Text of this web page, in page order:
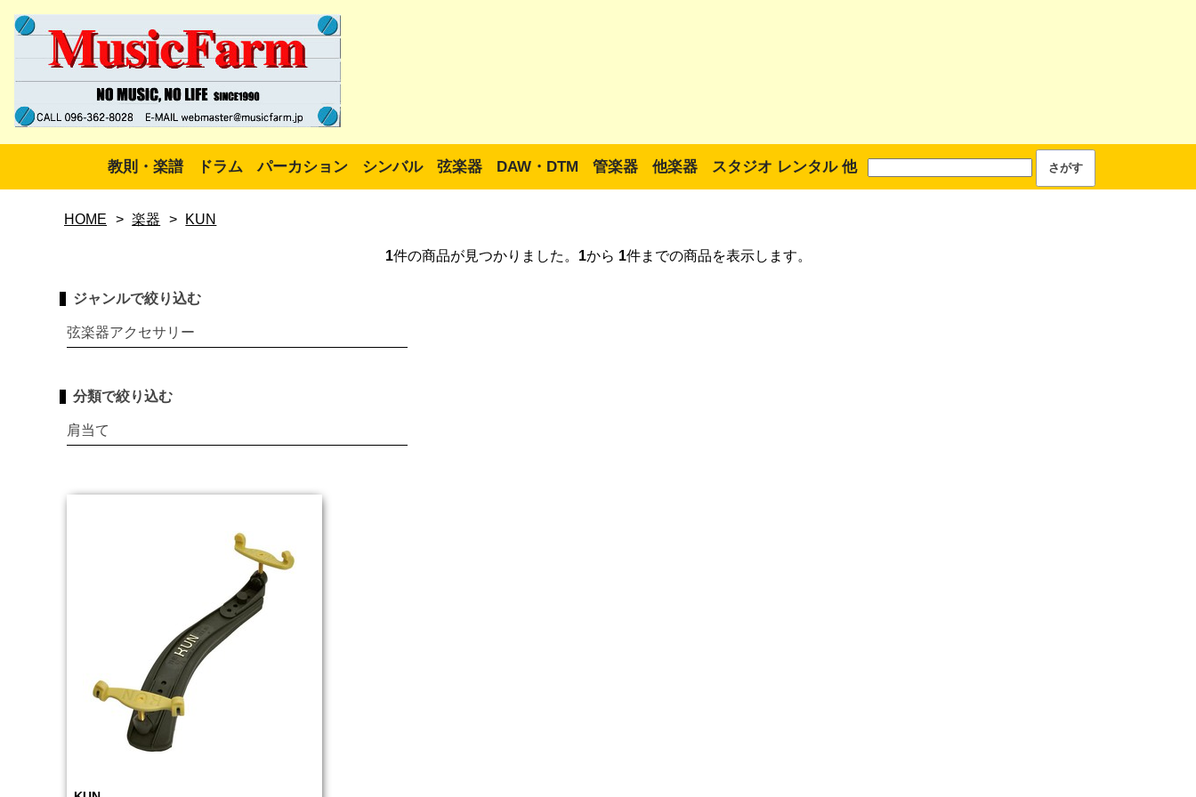
教則・楽譜 ドラム パーカション シンバル 弦楽器 DAW・DTM 管楽器 他楽器 スタジオ レンタル 他
HOME > 楽器 > KUN
1件の商品が見つかりました。 1から 1件までの商品を表示します。
ジャンルで絞り込む
弦楽器アクセサリー
分類で絞り込む
肩当て